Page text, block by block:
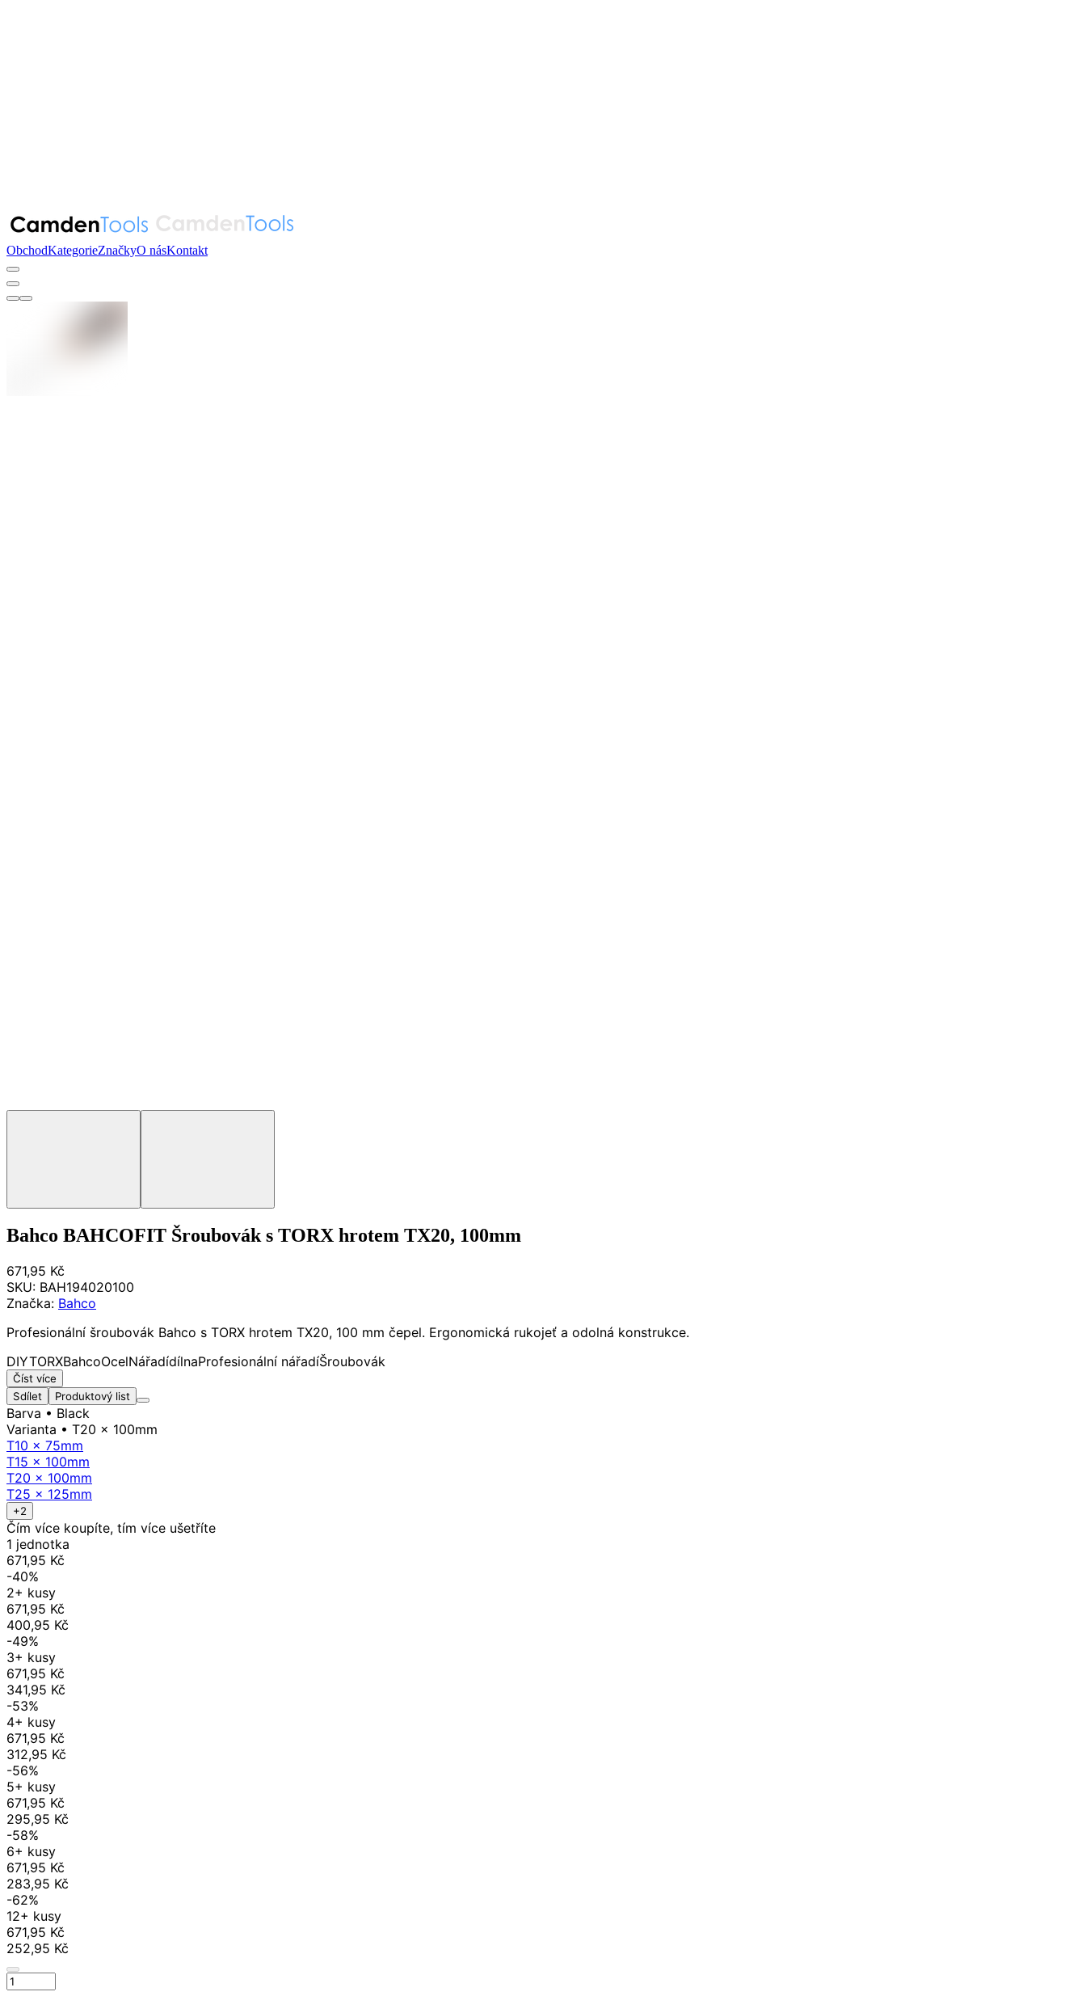
ObchodKategorieZnačkyO násKontakt
Bahco BAHCOFIT Šroubovák s TORX hrotem TX20, 100mm
671,95 Kč
SKU: BAH194020100
Značka: Bahco
Profesionální šroubovák Bahco s TORX hrotem TX20, 100 mm čepel. Ergonomická rukojeť a odolná konstrukce.
DIYTORXBahcoOcelNářadídílnaProfesionální nářadíŠroubovák
Číst více
Sdílet
Produktový list
Barva • Black
Varianta • T20 x 100mm
T10 x 75mm
T15 x 100mm
T20 x 100mm
T25 x 125mm
+2
Čím více koupíte, tím více ušetříte
1 jednotka
671,95 Kč
-40%
2+ kusy
671,95 Kč
400,95 Kč
-49%
3+ kusy
671,95 Kč
341,95 Kč
-53%
4+ kusy
671,95 Kč
312,95 Kč
-56%
5+ kusy
671,95 Kč
295,95 Kč
-58%
6+ kusy
671,95 Kč
283,95 Kč
-62%
12+ kusy
671,95 Kč
252,95 Kč